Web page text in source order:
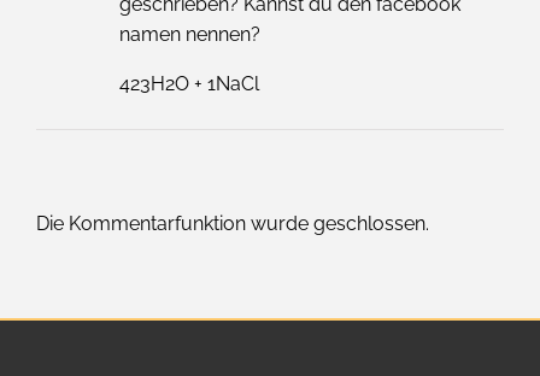
namen nennen?
423H2O + 1NaCl
Die Kommentarfunktion wurde geschlossen.